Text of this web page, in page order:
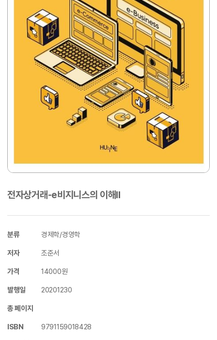
전자상거래-e비지니스의 이해Ⅱ
분류 경제학/경영학
저자 조준서
가격 14000원
발행일 20201230
총 페이지
ISBN 9791159018428